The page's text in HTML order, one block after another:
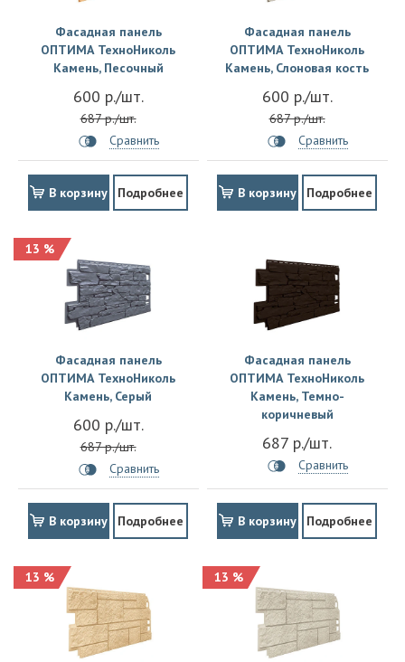
Фасадная панель
ОПТИМА ТехноНиколь
Камень, Песочный
600 р./шт.
687 р./шт.
Сравнить
В корзину Подробнее
Фасадная панель
ОПТИМА ТехноНиколь
Камень, Слоновая кость
600 р./шт.
687 р./шт.
Сравнить
В корзину Подробнее
13 %
Фасадная панель
ОПТИМА ТехноНиколь
Камень, Серый
600 р./шт.
687 р./шт.
Сравнить
В корзину Подробнее
Фасадная панель
ОПТИМА ТехноНиколь
Камень, Темно-
коричневый
687 р./шт.
Сравнить
В корзину Подробнее
13 % 13 %